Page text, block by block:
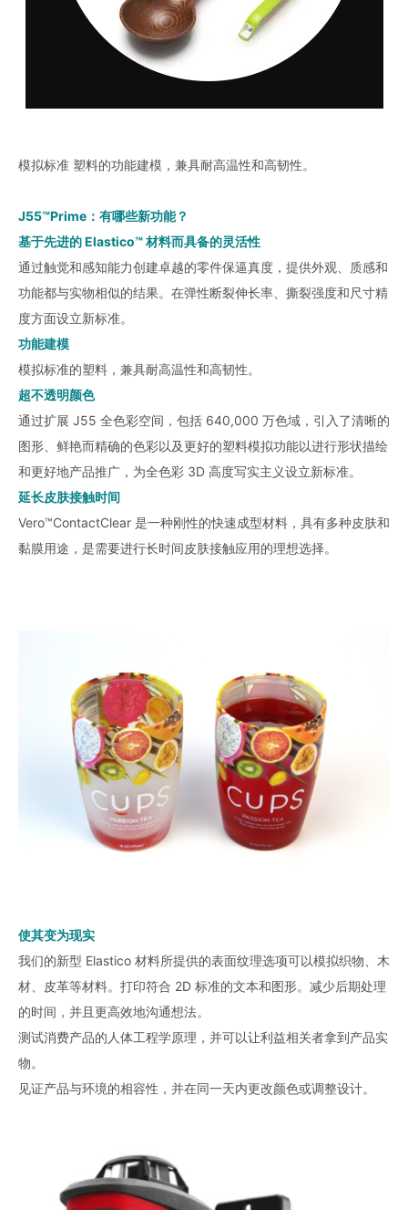
模拟标准 塑料的功能建模，兼具耐高温性和高韧性。
J55™Prime：有哪些新功能？
基于先进的 Elastico™ 材料而具备的灵活性
通过触觉和感知能力创建卓越的零件保逼真度，提供外观、质感和
功能都与实物相似的结果。在弹性断裂伸长率、撕裂强度和尺寸精
度方面设立新标准。
功能建模
模拟标准的塑料，兼具耐高温性和高韧性。
超不透明颜色
通过扩展 J55 全色彩空间，包括 640,000 万色域，引入了清晰的
图形、鲜艳而精确的色彩以及更好的塑料模拟功能以进行形状描绘
和更好地产品推广，为全色彩 3D 高度写实主义设立新标准。
延长皮肤接触时间
Vero™ContactClear 是一种刚性的快速成型材料，具有多种皮肤和
黏膜用途，是需要进行长时间皮肤接触应用的理想选择。
使其变为现实
我们的新型 Elastico 材料所提供的表面纹理选项可以模拟织物、木
材、皮革等材料。打印符合 2D 标准的文本和图形。减少后期处理
的时间，并且更高效地沟通想法。
测试消费产品的人体工程学原理，并可以让利益相关者拿到产品实
物。
见证产品与环境的相容性，并在同一天内更改颜色或调整设计。